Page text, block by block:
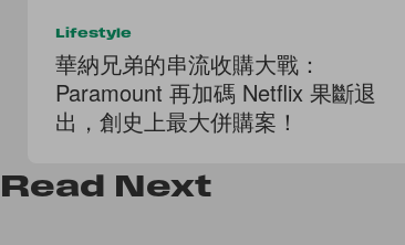
Lifestyle
華納兄弟的串流收購大戰：
Paramount 再加碼 Netflix 果斷退
出，創史上最大併購案！
Read Next